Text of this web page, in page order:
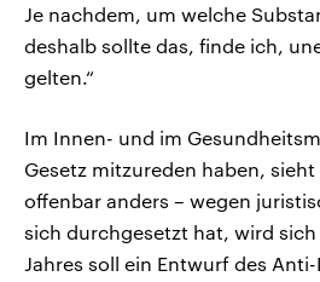
Je nachdem, um welche
deshalb sollte das, finde ich,
gelten.“
Im Innen- und im
Gesetz mitzureden haben,
offenbar anders – wegen
sich durchgesetzt hat, wird sich
Jahres soll ein Entwurf des